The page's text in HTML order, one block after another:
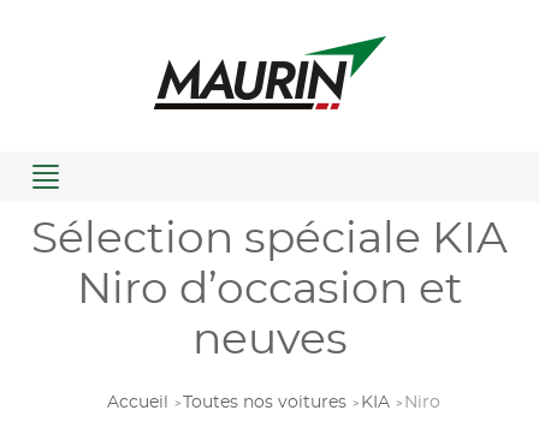
Menu
Sélection spéciale KIA
Niro d’occasion et
neuves
Accueil Toutes nos voitures KIA Niro